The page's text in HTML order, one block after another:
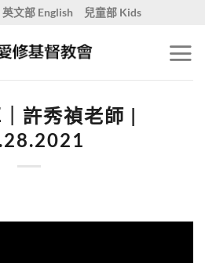
英文部 English 兒童部 Kids
許秀禎老師 |